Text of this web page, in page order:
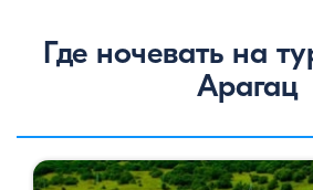
Где ночевать на
Арагац